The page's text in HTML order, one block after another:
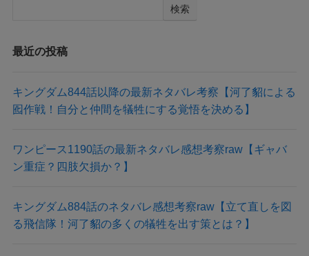
検索
最近の投稿
キングダム844話以降の最新ネタバレ考察【河了貂による
囮作戦！自分と仲間を犠牲にする覚悟を決める】
ワンピース1190話の最新ネタバレ感想考察raw【ギャバ
ン重症？四肢欠損か？】
キングダム884話のネタバレ感想考察raw【立て直しを図
る飛信隊！河了貂の多くの犠牲を出す策とは？】